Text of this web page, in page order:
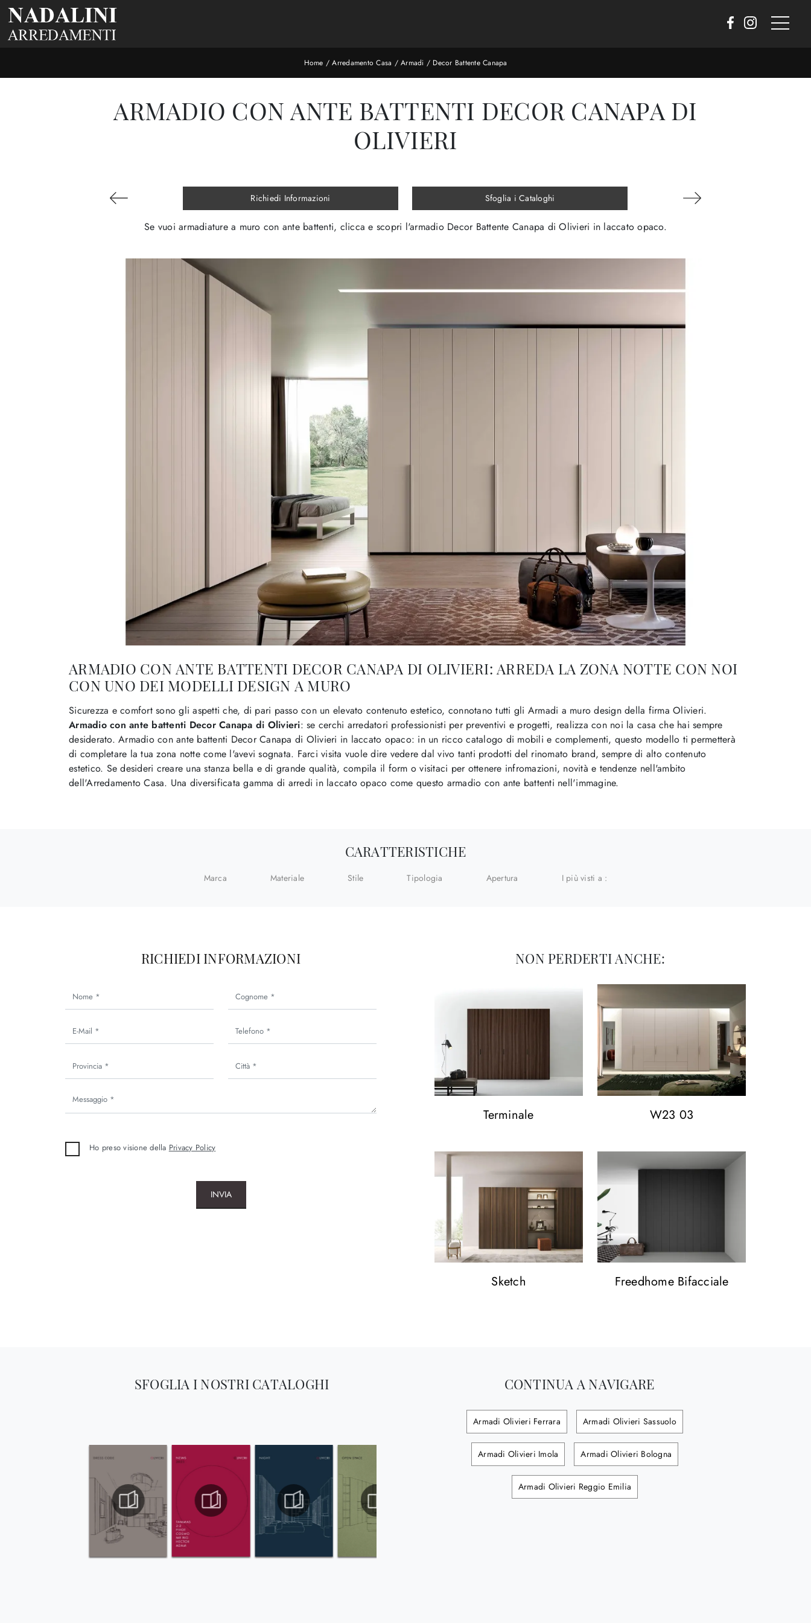
Home /Arredamento Casa / Armadi / Decor Battente Canapa
ARMADIO CON ANTE BATTENTI DECOR CANAPA DI
OLIVIERI
Richiedi Informazioni Sfoglia i Cataloghi
Se vuoi armadiature a muro con ante battenti, clicca e scopri l'armadio Decor Battente Canapa di Olivieri in laccato opaco.
ARMADIO CON ANTE BATTENTI DECOR CANAPA DI OLIVIERI: ARREDA LA ZONA NOTTE CON NOI
CON UNO DEI MODELLI DESIGN A MURO
Sicurezza e comfort sono gli aspetti che, di pari passo con un elevato contenuto estetico, connotano tutti gli Armadi a muro design della firma Olivieri.
Armadio con ante battenti Decor Canapa di Olivieri: se cerchi arredatori professionisti per preventivi e progetti, realizza con noi la casa che hai sempre
desiderato. Armadio con ante battenti Decor Canapa di Olivieri in laccato opaco: in un ricco catalogo di mobili e complementi, questo modello ti permetterà
di completare la tua zona notte come l'avevi sognata. Farci visita vuole dire vedere dal vivo tanti prodotti del rinomato brand, sempre di alto contenuto
estetico. Se desideri creare una stanza bella e di grande qualità, compila il form o visitaci per ottenere infromazioni, novità e tendenze nell'ambito
dell'Arredamento Casa. Una diversificata gamma di arredi in laccato opaco come questo armadio con ante battenti nell'immagine.
CARATTERISTICHE
Marca Materiale Stile Tipologia Apertura I più visti a :
RICHIEDI INFORMAZIONI
Ho preso visione della Privacy Policy
INVIA
NON PERDERTI ANCHE:
Terminale W23 03
Sketch Freedhome Bifacciale
SFOGLIA I NOSTRI CATALOGHI CONTINUA A NAVIGARE
Armadi Olivieri Ferrara Armadi Olivieri Sassuolo
Armadi Olivieri Imola Armadi Olivieri Bologna
Armadi Olivieri Reggio Emilia